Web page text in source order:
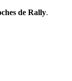
de Rally.